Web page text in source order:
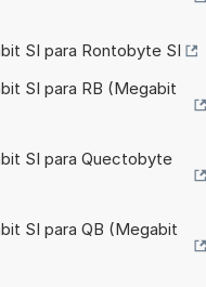
SI para Rontobyte SI
SI para RB (Megabit
SI para Quectobyte
SI para QB (Megabit